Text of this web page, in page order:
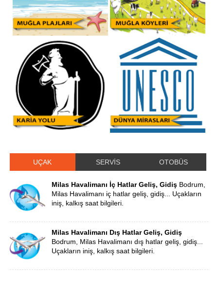
UÇAK SERVİS OTOBÜS
Milas Havalimanı İç Hatlar Geliş, Gidiş Bodrum,
Milas Havalimanı iç hatlar geliş, gidiş... Uçakların
iniş, kalkış saat bilgileri.
Milas Havalimanı Dış Hatlar Geliş, Gidiş
Bodrum, Milas Havalimanı dış hatlar geliş, gidiş...
Uçakların iniş, kalkış saat bilgileri.